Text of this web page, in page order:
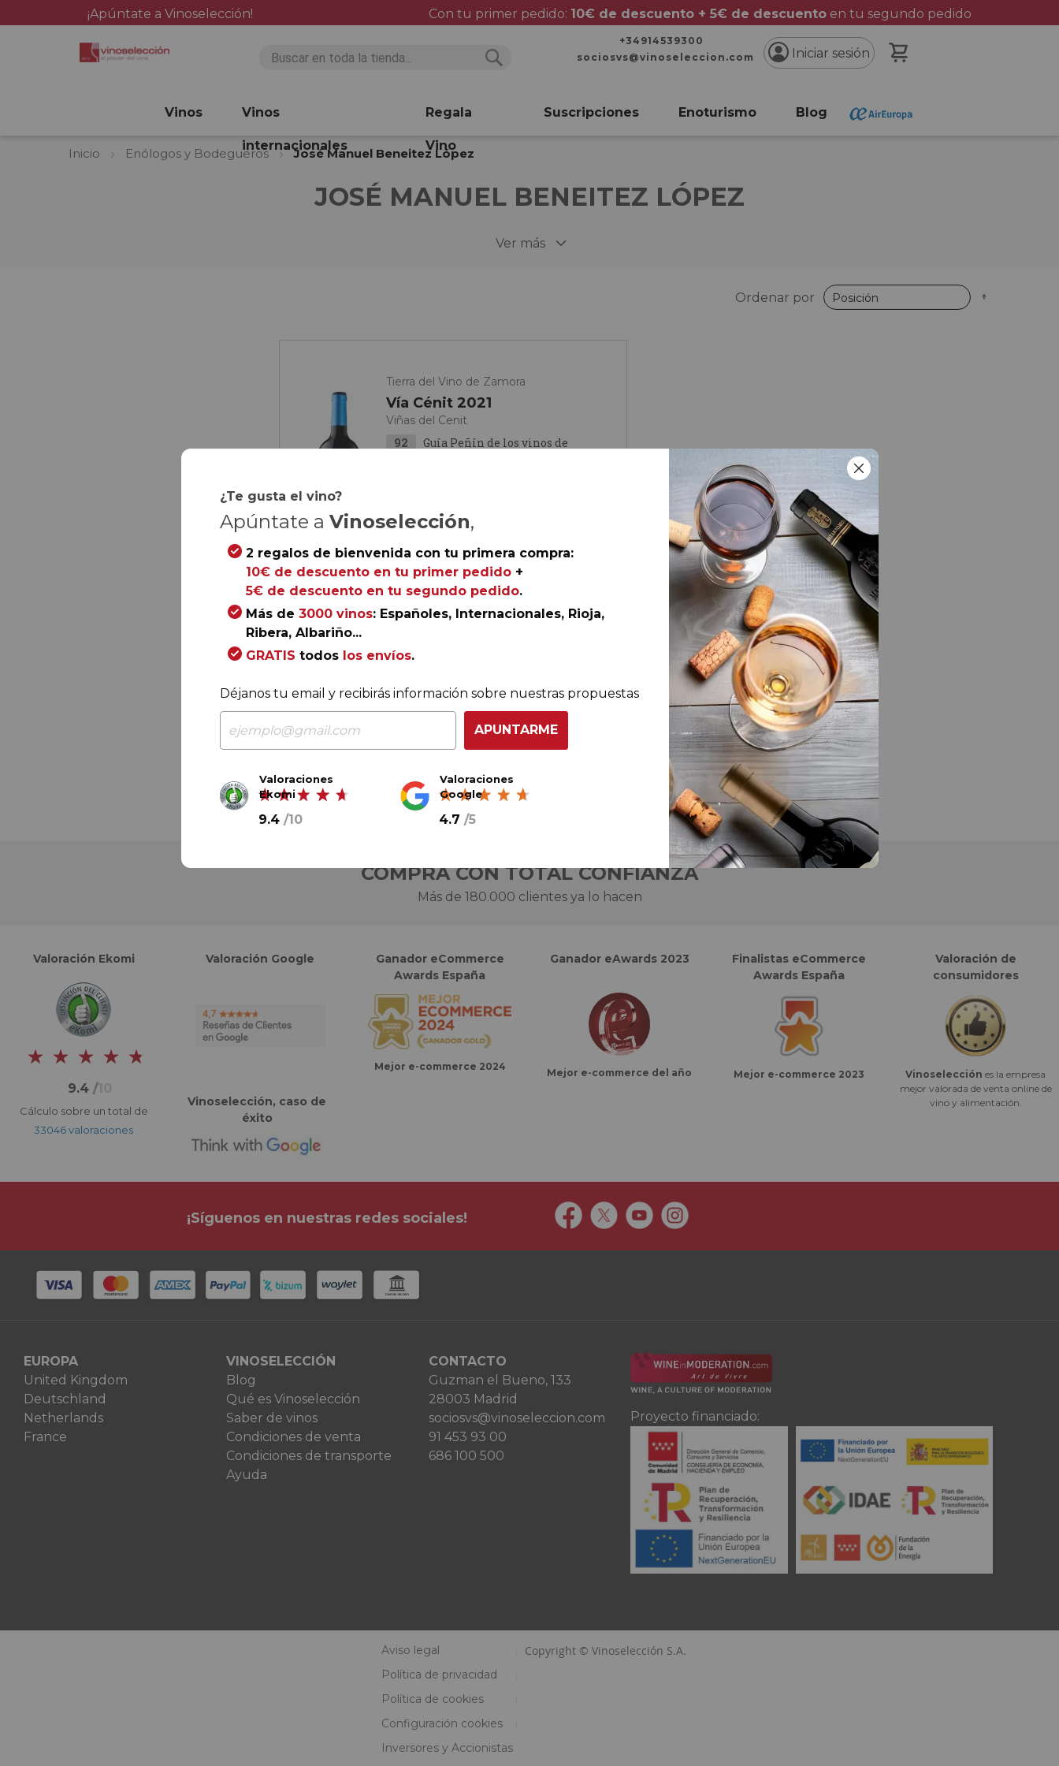
¡Apúntate a Vinoselección! Con tu primer pedido: 10€ de descuento + 5€ de descuentoen tu segundo pedido
+34914539300
sociosvs@vinoseleccion.com
Iniciar sesión
Vinos Vinos
internacionales
Regala
Vino
Suscripciones Enoturismo Blog
Inicio Enólogos y Bodegueros José Manuel Beneitez López
JOSÉ MANUEL BENEITEZ LÓPEZ
Ver más
Ordenar por
Tierra del Vino de Zamora
Vía Cénit 2021
Viñas del Cenit
92
Guía Peñín de los vinos de
102,00€
AÑADIR AL CARRITO
COMPRA CON TOTAL CONFIANZA
Más de 180.000 clientes ya lo hacen
Valoración Ekomi
9.4 /10
Cálculo sobre un total de
33046 valoraciones
Valoración Google
Vinoselección, caso de
éxito
Ganador eCommerce
Awards España
Mejor e-commerce 2024
Ganador eAwards 2023
Mejor e-commerce del año
Finalistas eCommerce
Awards España
Mejor e-commerce 2023
Valoración de
consumidores
Vinoselección es la empresa
mejor valorada de venta online de
vino y alimentación.
¡Síguenos en nuestras redes sociales!
EUROPA
United Kingdom
Deutschland
Netherlands
France
VINOSELECCIÓN
Blog
Qué es Vinoselección
Saber de vinos
Condiciones de venta
Condiciones de transporte
Ayuda
CONTACTO
Guzman el Bueno, 133
28003 Madrid
sociosvs@vinoseleccion.com
91 453 93 00
686 100 500
Proyecto financiado:
Aviso legal
Política de privacidad
Política de cookies
Configuración cookies
Inversores y Accionistas
Copyright © Vinoselección S.A.
¿Te gusta el vino?
Apúntate a Vinoselección,
2 regalos de bienvenida con tu primera compra:
10€ de descuento en tu primer pedido+
5€ de descuento en tu segundo pedido.
Más de 3000 vinos: Españoles, Internacionales, Rioja,
Ribera, Albariño...
GRATIS todos los envíos.
Déjanos tu email y recibirás información sobre nuestras propuestas
APUNTARME
Valoraciones
Ekomi
9.4 /10
Valoraciones
Google
4.7 /5